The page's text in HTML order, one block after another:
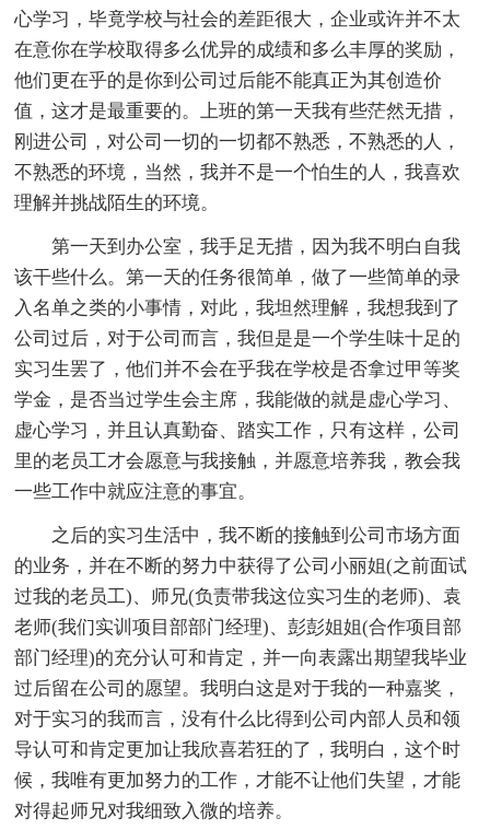
心学习，毕竟学校与社会的差距很大，企业或许并不太
在意你在学校取得多么优异的成绩和多么丰厚的奖励，
他们更在乎的是你到公司过后能不能真正为其创造价
值，这才是最重要的。上班的第一天我有些茫然无措，
刚进公司，对公司一切的一切都不熟悉，不熟悉的人，
不熟悉的环境，当然，我并不是一个怕生的人，我喜欢
理解并挑战陌生的环境。
第一天到办公室，我手足无措，因为我不明白自我
该干些什么。第一天的任务很简单，做了一些简单的录
入名单之类的小事情，对此，我坦然理解，我想我到了
公司过后，对于公司而言，我但是是一个学生味十足的
实习生罢了，他们并不会在乎我在学校是否拿过甲等奖
学金，是否当过学生会主席，我能做的就是虚心学习、
虚心学习，并且认真勤奋、踏实工作，只有这样，公司
里的老员工才会愿意与我接触，并愿意培养我，教会我
一些工作中就应注意的事宜。
之后的实习生活中，我不断的接触到公司市场方面
的业务，并在不断的努力中获得了公司小丽姐(之前面试
过我的老员工)、师兄(负责带我这位实习生的老师)、袁
老师(我们实训项目部部门经理)、彭彭姐姐(合作项目部
部门经理)的充分认可和肯定，并一向表露出期望我毕业
过后留在公司的愿望。我明白这是对于我的一种嘉奖，
对于实习的我而言，没有什么比得到公司内部人员和领
导认可和肯定更加让我欣喜若狂的了，我明白，这个时
候，我唯有更加努力的工作，才能不让他们失望，才能
对得起师兄对我细致入微的培养。